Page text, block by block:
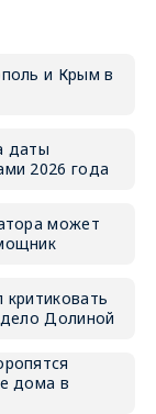
и Крым в
даты
2026 года
может
Долиной
дома в